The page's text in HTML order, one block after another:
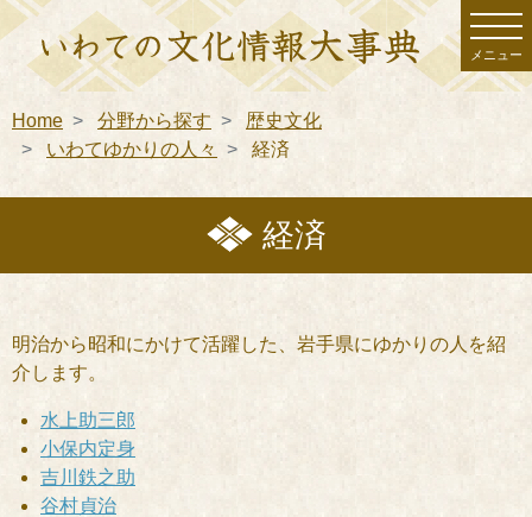
メニュー
Home 分野から探す
歴史文化
いわてゆかりの人々
経済
経済
明治から昭和にかけて活躍した、岩手県にゆかりの人を紹
介します。
水上助三郎
小保内定身
吉川鉄之助
谷村貞治